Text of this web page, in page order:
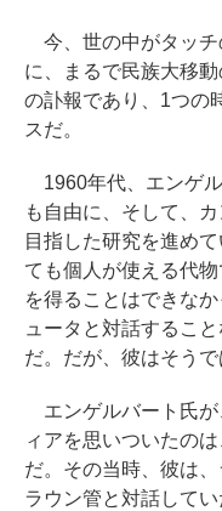
今、世の中がタッチ
に、まるで民族大移
の訃報であり、1つの
スだ。
1960年代、エンゲ
も自由に、そして、
目指した研究を進め
ても個人が使える代
を得ることはできな
ュータと対話するこ
だ。だが、彼はそうで
エンゲルバート氏が
ィアを思いついたの
だ。その当時、彼は
ラウン管と対話して